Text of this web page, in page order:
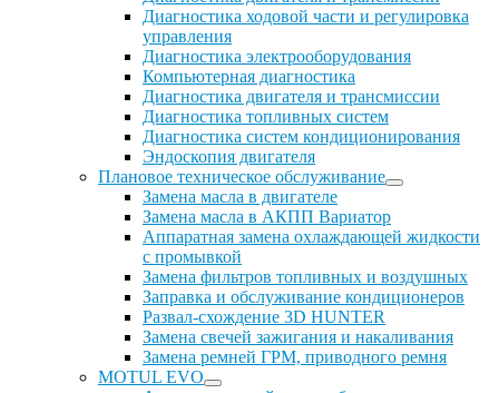
Диагностика ходовой части и регулировка
управления
Диагностика электрооборудования
Компьютерная диагностика
Диагностика двигателя и трансмиссии
Диагностика топливных систем
Диагностика систем кондиционирования
Эндоскопия двигателя
Плановое техническое обслуживание
Замена масла в двигателе
Замена масла в АКПП Вариатор
Аппаратная замена охлаждающей жидкости
с промывкой
Замена фильтров топливных и воздушных
Заправка и обслуживание кондиционеров
Развал-схождение 3D HUNTER
Замена свечей зажигания и накаливания
Замена ремней ГРМ, приводного ремня
MOTUL EVO